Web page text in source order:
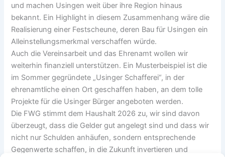
und machen Usingen weit über ihre Region hinaus
bekannt. Ein Highlight in diesem Zusammenhang wäre die
Realisierung einer Festscheune, deren Bau für Usingen ein
Alleinstellungsmerkmal verschaffen würde.
Auch die Vereinsarbeit und das Ehrenamt wollen wir
weiterhin finanziell unterstützen. Ein Musterbeispiel ist die
im Sommer gegründete „Usinger Schafferei“, in der
ehrenamtliche einen Ort geschaffen haben, an dem tolle
Projekte für die Usinger Bürger angeboten werden.
Die FWG stimmt dem Haushalt 2026 zu, wir sind davon
überzeugt, dass die Gelder gut angelegt sind und dass wir
nicht nur Schulden anhäufen, sondern entsprechende
Gegenwerte schaffen, in die Zukunft invertieren und